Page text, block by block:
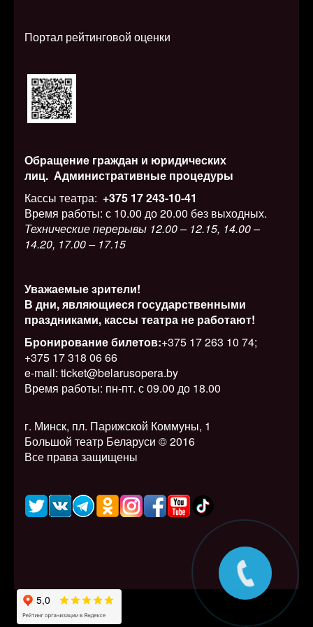
Портал рейтинговой оценки
Обращение граждан и юридических
лиц. Административные процедуры
Кассы театра: +375 17 243-10-41
Время работы: с 10.00 до 20.00 без выходных.
Технические перерывы 12.00 – 12.15, 14.00 –
14.20, 17.00 – 17.15
Уважаемые зрители!
В дни, являющиеся государственными
праздниками, кассы театра не работают!
Бронирование билетов:+375 17 263 10 74;
+375 17 318 06 66
e-mail: ticket@belarusopera.by
Время работы: пн-пт. с 09.00 до 18.00
г. Минск, пл. Парижской Коммуны, 1
Большой театр Беларуси © 2016
Все права защищены